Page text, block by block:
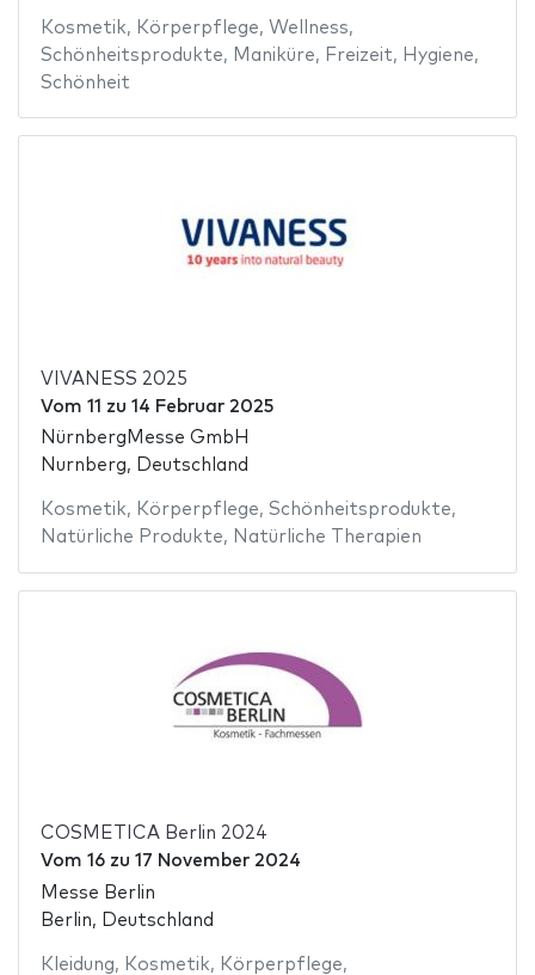
Kosmetik, Körperpflege, Wellness,
Schönheitsprodukte, Maniküre, Freizeit, Hygiene,
Schönheit
VIVANESS 2025
Vom 11 zu 14 Februar 2025
NürnbergMesse GmbH
Nurnberg, Deutschland
Kosmetik, Körperpflege, Schönheitsprodukte,
Natürliche Produkte, Natürliche Therapien
COSMETICA Berlin 2024
Vom 16zu 17 November 2024
Messe Berlin
Berlin, Deutschland
Kleidung, Kosmetik, Körperpflege,